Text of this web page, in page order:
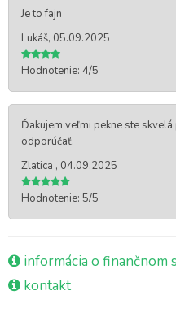
Je to fajn
Lukáš, 05.09.2025
Hodnotenie: 4/5
Ďakujem veľmi pekne ste
odporúčať.
Zlatica , 04.09.2025
Hodnotenie: 5/5
informácia o finančnom
kontakt